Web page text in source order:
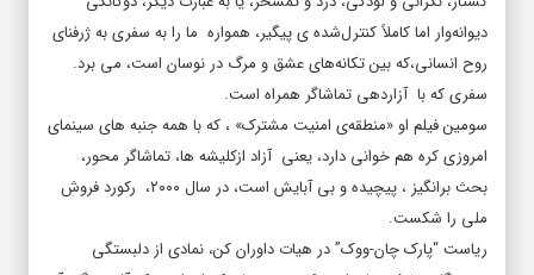
دیوانه‌وار اما کاملاً کنترل‌شده‌ ی پیگیر، همواره ما را به سفری به ژرفنای
روح انسانی،که بین تکانه‌های عشق و مرگ در نوسان است، می برد.
سفری که با آزاردهی تماشاگر همراه است.
سومین فیلم او «منطقه‌ی امنیت مشترک» ، که با همه جنبه های سینمای
امروزی کره هم خوانی دارد، یعنی آزاد ازکلیشه ها، تماشاگر محور،
بحث برانگیز ، پیچیده و بی آبایش است، در سال ۲۰۰۰، رکورد فروش
ملی را شکست.
ریاست “پارک چان-ووک” در هیات داوران کن، نمادی از دلبستگی